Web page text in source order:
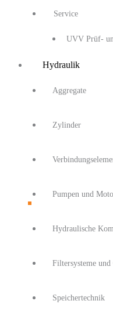
Service
UVV Prüf-
Hydraulik
Aggregate
Zylinder
Pumpen und
Hydraulische
Filtersysteme
Speichertechnik